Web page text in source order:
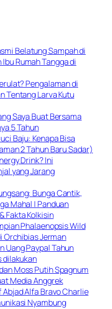
Belatung Sampah di
Rumah Tangga di
Pengalaman di
Tentang Larva Kutu
Saya Buat Bersama
5 Tahun
Baju: Kenapa Bisa
2 Tahun Baru Sadar)
Drink? Ini
yang Jarang
Bunga Cantik,
Mahal | Panduan
Fakta Kolkisin
Phalaenopsis Wild
Orchibias Jerman
Uang Paypal Tahun
dilakukan
Moss Putih Spagnum
Media Anggrek
Abjad Alfa Bravo Charlie
Nyambung